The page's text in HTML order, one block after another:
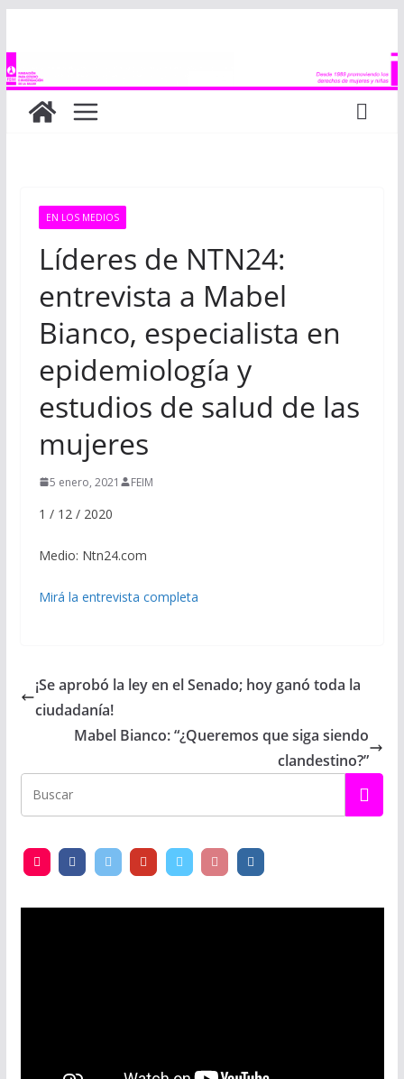
contenido
EN LOS MEDIOS
Líderes de NTN24:
entrevista a Mabel
Bianco, especialista en
epidemiología y
estudios de salud de las
mujeres
5 enero, 2021 FEIM
1 / 12 / 2020
Medio: Ntn24.com
Mirá la entrevista completa
¡Se aprobó la ley en el Senado; hoy ganó toda la
ciudadanía!
Mabel Bianco: “¿Queremos que siga siendo
clandestino?”